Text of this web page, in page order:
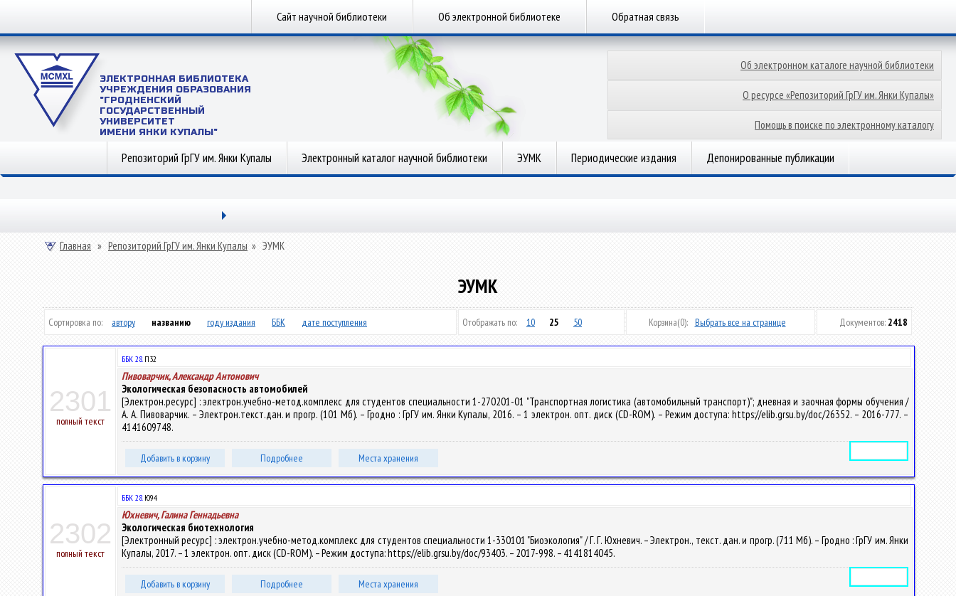
Сайт научной библиотеки Об электронной библиотеке Обратная связь
ЭЛЕКТРОННАЯ БИБЛИОТЕКА
УЧРЕЖДЕНИЯ ОБРАЗОВАНИЯ
"ГРОДНЕНСКИЙ
ГОСУДАРСТВЕННЫЙ
УНИВЕРСИТЕТ
ИМЕНИ ЯНКИ КУПАЛЫ"
Об электронном каталоге научной библиотеки
О ресурсе «Репозиторий ГрГУ им. Янки Купалы»
Помощь в поиске по электронному каталогу
Репозиторий ГрГУ им. Янки Купалы Электронный каталог научной библиотеки ЭУМК Периодические издания Депонированные публикации
Главная » Репозиторий ГрГУ им. Янки Купалы » ЭУМК
ЭУМК
Сортировка по: автору названию году издания ББК дате поступления Отображать по: 10 25 50 Корзина(0): Выбрать все на странице Документов: 2418
2301
полный текст
ББК 28.П32
Пивоварчик, Александр Антонович
Экологическая безопасность автомобилей
[Электрон.ресурс] : электрон.учебно-метод.комплекс для студентов специальности 1-270201-01 "Транспортная логистика (автомобильный транспорт)"; дневная и заочная формы обучения /
А. А. Пивоварчик. – Электрон.текст.дан. и прогр. (101 Мб). – Гродно : ГрГУ им. Янки Купалы, 2016. – 1 электрон. опт. диск (CD-ROM). – Режим доступа: https://elib.grsu.by/doc/26352. – 2016-777. –
4141609748.
Добавить в корзину Подробнее Места хранения
2302
полный текст
ББК 28.Ю94
Юхневич, Галина Геннадьевна
Экологическая биотехнология
[Электронный ресурс] : электрон.учебно-метод.комплекс для студентов специальности 1-330101 "Биоэкология" / Г. Г. Юхневич. – Электрон., текст. дан. и прогр. (711 Мб). – Гродно : ГрГУ им. Янки
Купалы, 2017. – 1 электрон. опт. диск (CD-ROM). – Режим доступа: https://elib.grsu.by/doc/93403. – 2017-998. – 4141814045.
Добавить в корзину Подробнее Места хранения